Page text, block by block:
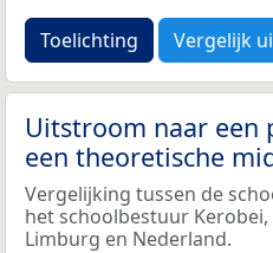
Toelichting Vergelijk
Uitstroom naar
een theoretische
Vergelijking tussen de
het schoolbestuur
Limburg en Nederland.